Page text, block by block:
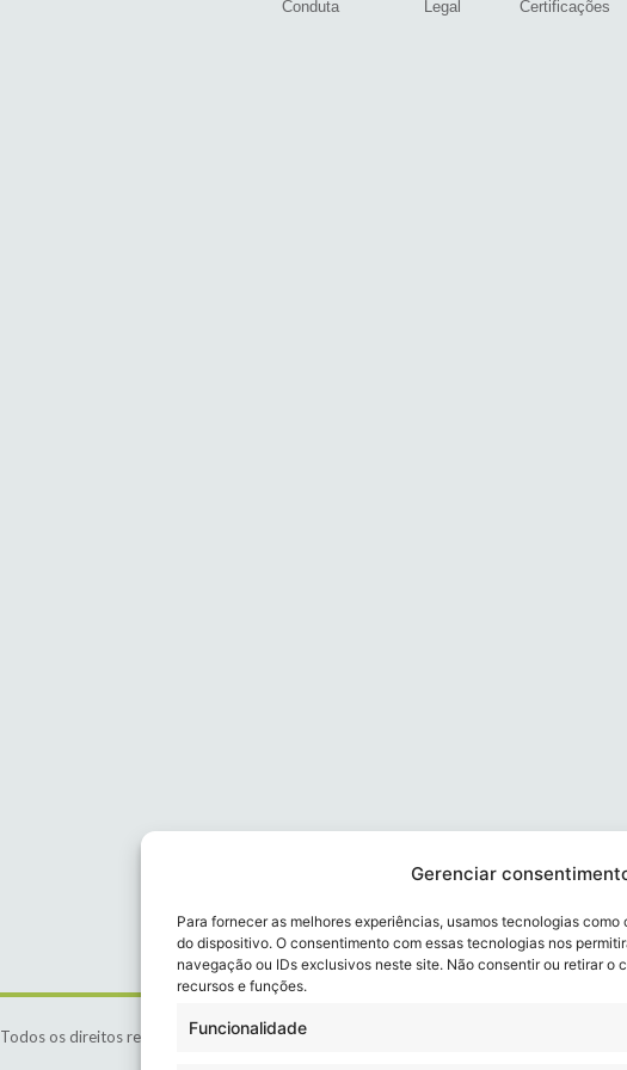
Gerenciar
Para fornecer as melhores experiências, usamos tecnologias
do dispositivo. O consentimento com essas tecnologias nos
navegação ou IDs exclusivos neste site. Não consentir ou retirar
recursos e funções.
Funcionalidade
Conduta
Legal
Certificações
Todos os direitos reservados a Rocha Cerqueira - Sociedade de Advogados.